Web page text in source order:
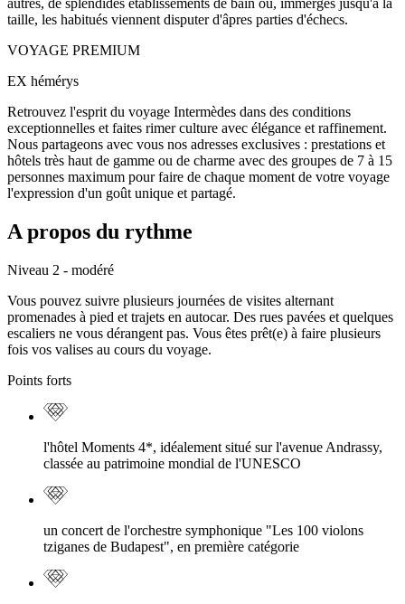
autres, de splendides établissements de bain où, immergés jusqu'à la
taille, les habitués viennent disputer d'âpres parties d'échecs.
VOYAGE PREMIUM
EX hémérys
Retrouvez l'esprit du voyage Intermèdes dans des conditions
exceptionnelles et faites rimer culture avec élégance et raffinement.
Nous partageons avec vous nos adresses exclusives : prestations et
hôtels très haut de gamme ou de charme avec des groupes de 7 à 15
personnes maximum pour faire de chaque moment de votre voyage
l'expression d'un goût unique et partagé.
A propos du rythme
Niveau 2 - modéré
Vous pouvez suivre plusieurs journées de visites alternant
promenades à pied et trajets en autocar. Des rues pavées et quelques
escaliers ne vous dérangent pas. Vous êtes prêt(e) à faire plusieurs
fois vos valises au cours du voyage.
Points forts
l'hôtel Moments 4*, idéalement situé sur l'avenue Andrassy,
classée au patrimoine mondial de l'UNESCO
un concert de l'orchestre symphonique "Les 100 violons
tziganes de Budapest", en première catégorie